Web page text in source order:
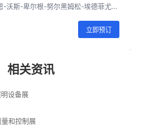
-沃斯-卑尔根-努尔黑姆松-埃德菲尤
夫-奥斯维辛-佛罗茨瓦夫-柏林立即预订
相关资讯
设备展
和控制展